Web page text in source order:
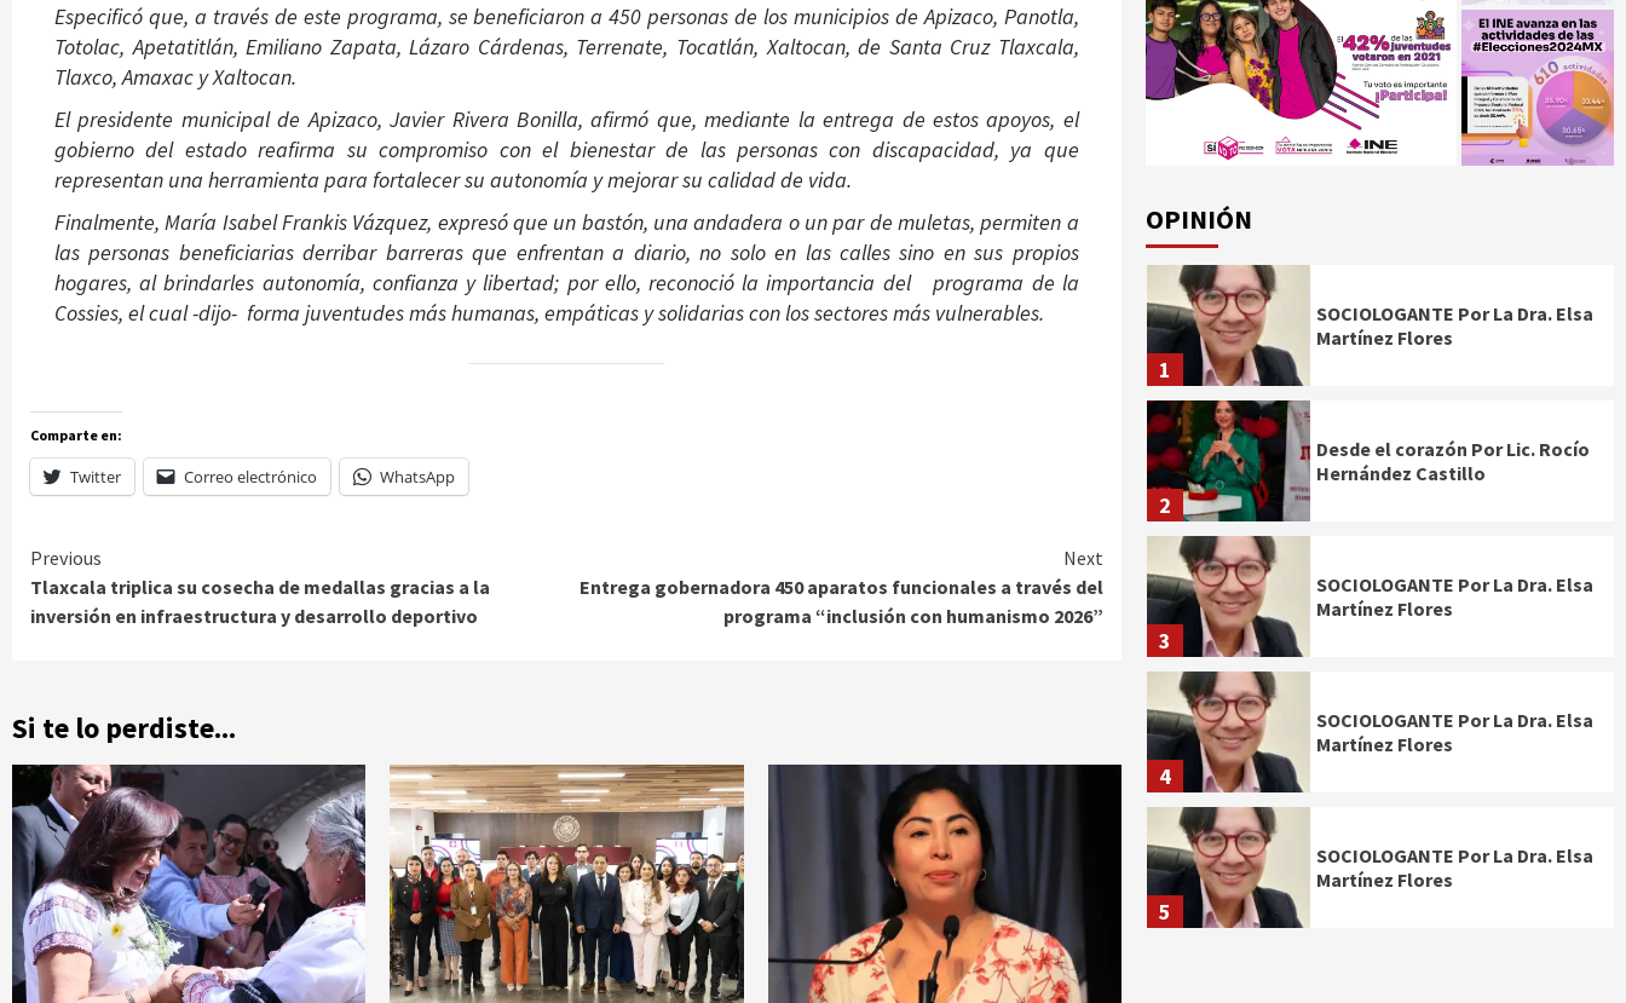
Especificó que, a través de este programa, se beneficiaron a 450 personas de los municipios de Apizaco, Panotla,
Totolac, Apetatitlán, Emiliano Zapata, Lázaro Cárdenas, Terrenate, Tocatlán, Xaltocan, de Santa Cruz Tlaxcala,
Tlaxco, Amaxac y Xaltocan.
El presidente municipal de Apizaco, Javier Rivera Bonilla, afirmó que, mediante la entrega de estos apoyos, el
gobierno del estado reafirma su compromiso con el bienestar de las personas con discapacidad, ya que
representan una herramienta para fortalecer su autonomía y mejorar su calidad de vida.
Finalmente, María Isabel Frankis Vázquez, expresó que un bastón, una andadera o un par de muletas, permiten a
las personas beneficiarias derribar barreras que enfrentan a diario, no solo en las calles sino en sus propios
hogares, al brindarles autonomía, confianza y libertad; por ello, reconoció la importancia del programa de la
Cossies, el cual -dijo- forma juventudes más humanas, empáticas y solidarias con los sectores más vulnerables.
Comparte en:
Twitter Correo electrónico WhatsApp
Continue
Reading
Previous
Tlaxcala triplica su cosecha de medallas gracias a la
inversión en infraestructura y desarrollo deportivo
Next
Entrega gobernadora 450 aparatos funcionales a través del
programa “inclusión con humanismo 2026”
Si te lo perdiste...
OPINIÓN
1
SOCIOLOGANTE Por La Dra. Elsa
Martínez Flores
2
Desde el corazón Por Lic. Rocío
Hernández Castillo
3
SOCIOLOGANTE Por La Dra. Elsa
Martínez Flores
4
SOCIOLOGANTE Por La Dra. Elsa
Martínez Flores
5
SOCIOLOGANTE Por La Dra. Elsa
Martínez Flores